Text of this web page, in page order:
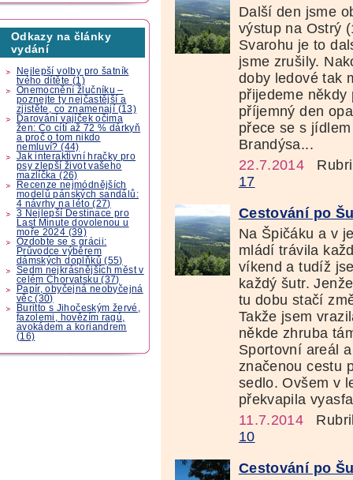
Odkazy na články
vydání
Nejlepší volby pro šatník
tvého dítěte (1)
Onemocnění žlučníku –
poznejte ty nejčastější a
zjistěte, co znamenají (13)
Darování vajíček očima
žen: Co cítí až 72 % dárkyň
a proč o tom nikdo
nemluví? (44)
Jak interaktivní hračky pro
psy zlepší život vašeho
mazlíčka (26)
Recenze nejmódnějších
modelů pánských sandálů:
4 návrhy na léto (27)
3 Nejlepší Destinace pro
Last Minute dovolenou u
moře 2024 (39)
Ozdobte se s grácii:
Průvodce výběrem
dámských doplňků (55)
Sedm nejkrásnějších měst v
celém Chorvatsku (37)
Papír, obyčejná neobyčejná
věc (30)
Buritto s Jihočeským žervé,
fazolemi, hovězím ragú,
avokádem a koriandrem
(16)
Další den jsme
výstup na Ostrý
Svarohu je to
jsme zrušily.
doby ledové tak
přijedeme
příjemný den
přece se s
Brandýsa...
22.7.2014
17
Cestování po
Na Špičáku a v
mládí trávila
víkend a tudíž
každý šutr.
tu dobu stačí
Takže jsem
někde zhruba
Sportovní areál
značenou cestu
sedlo. Ovšem v
překvapila
11.7.2014
10
Cestování po